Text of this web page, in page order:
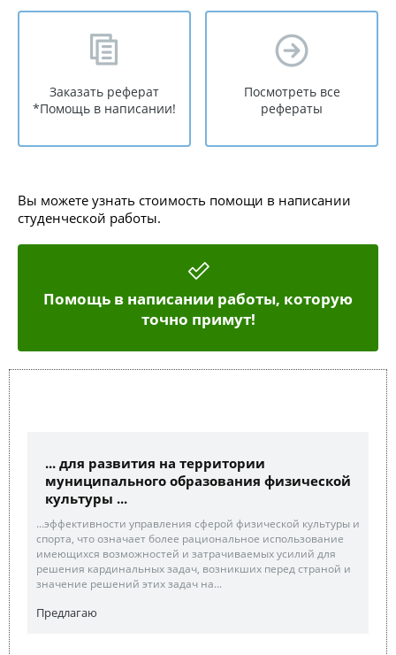
Заказать реферат
*Помощь в написании!
Посмотреть все
рефераты
Вы можете узнать стоимость помощи в написании
студенческой работы.
Помощь в написании работы, которую
точно примут!
... для развития на территории
муниципального образования физической
культуры ...
...эффективности управления сферой физической культуры и
спорта, что означает более рациональное использование
имеющихся возможностей и затрачиваемых усилий для
решения кардинальных задач, возникших перед страной и
значение решений этих задач на...
Предлагаю